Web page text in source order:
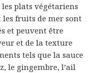
plats végétariens
les fruits de mer sont
et peuvent être
et de la texture
tels que la sauce
le gingembre, l’ail